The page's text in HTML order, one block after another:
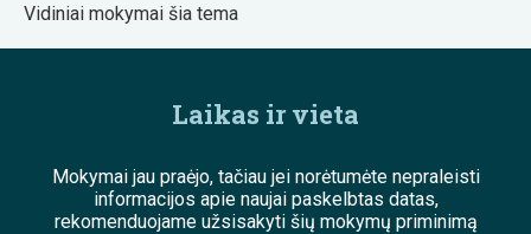
Vidiniai mokymai šia tema
Laikas ir vieta
Mokymai jau praėjo, tačiau jei norėtumėte nepraleisti
informacijos apie naujai paskelbtas datas,
rekomenduojame užsisakyti šių mokymų priminimą